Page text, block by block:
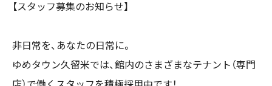
【スタッフ募集のお知らせ】
非日常を、あなたの日常に。
ゆめタウン久留米では、館内のさまざまなテナント（専門